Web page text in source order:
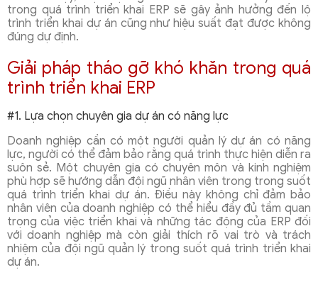
trong quá trình triển khai ERP sẽ gây ảnh hưởng đến lộ
trình triển khai dự án cũng như hiệu suất đạt được không
đúng dự định.
Giải pháp tháo gỡ khó khăn trong quá
trình triển khai ERP
#1. Lựa chọn chuyên gia dự án có năng lực
Doanh nghiệp cần có một người quản lý dự án có năng
lực, người có thể đảm bảo rằng quá trình thực hiện diễn ra
suôn sẻ. Một chuyên gia có chuyên môn và kinh nghiệm
phù hợp sẽ hướng dẫn đội ngũ nhân viên trong trong suốt
quá trình triển khai dự án. Điều này không chỉ đảm bảo
nhân viên của doanh nghiệp có thể hiểu đầy đủ tầm quan
trọng của việc triển khai và những tác động của ERP đối
với doanh nghiệp mà còn giải thích rõ vai trò và trách
nhiệm của đội ngũ quản lý trong suốt quá trình triển khai
dự án.